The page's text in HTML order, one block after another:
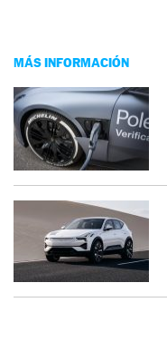
MÁS INFORMACIÓN